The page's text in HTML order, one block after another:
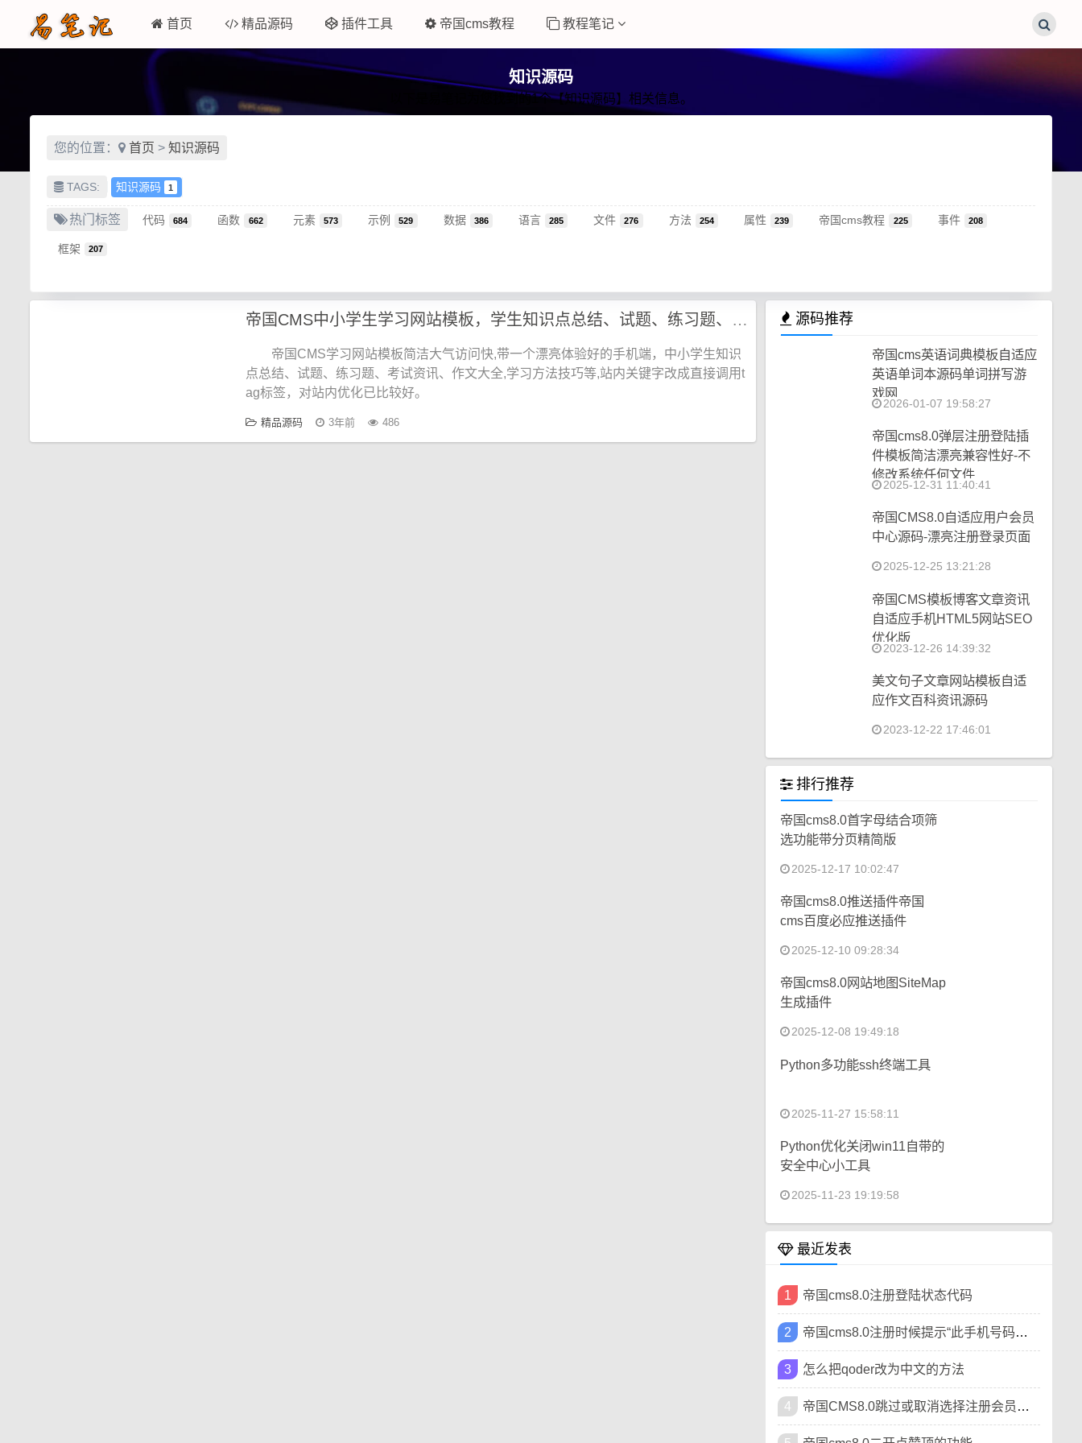
首页 精品源码 插件工具 帝国cms教程 教程笔记
知识源码
以下是易笔记为您找到的1个【知识源码】相关信息。
您的位置： 首页 > 知识源码
TAGS: 知识源码 1
热门标签 代码 684 函数 662 元素 573 示例 529 数据 386 语言 285 文件 276 方法 254 属性 239 帝国cms教程 225 事件 208
框架 207
帝国CMS中小学生学习网站模板，学生知识点总结、试题、练习题、考试资讯、作文
帝国CMS学习网站模板简洁大气访问快,带一个漂亮体验好的手机端，中小学生知识
点总结、试题、练习题、考试资讯、作文大全,学习方法技巧等,站内关键字改成直接调用t
ag标签，对站内优化已比较好。
精品源码 3年前 486
源码推荐
帝国cms英语词典模板自适应
英语单词本源码单词拼写游
戏网
2026-01-07 19:58:27
帝国cms8.0弹层注册登陆插
件模板简洁漂亮兼容性好-不
修改系统任何文件
2025-12-31 11:40:41
帝国CMS8.0自适应用户会员
中心源码-漂亮注册登录页面
2025-12-25 13:21:28
帝国CMS模板博客文章资讯
自适应手机HTML5网站SEO
优化版
2023-12-26 14:39:32
美文句子文章网站模板自适
应作文百科资讯源码
2023-12-22 17:46:01
排行推荐
帝国cms8.0首字母结合项筛
选功能带分页精简版
2025-12-17 10:02:47
帝国cms8.0推送插件帝国
cms百度必应推送插件
2025-12-10 09:28:34
帝国cms8.0网站地图SiteMap
生成插件
2025-12-08 19:49:18
Python多功能ssh终端工具
2025-11-27 15:58:11
Python优化关闭win11自带的
安全中心小工具
2025-11-23 19:19:58
最近发表
1 帝国cms8.0注册登陆状态代码
2 帝国cms8.0注册时候提示“此手机号码已被注册”
3 怎么把qoder改为中文的方法
4 帝国CMS8.0跳过或取消选择注册会员类型方法